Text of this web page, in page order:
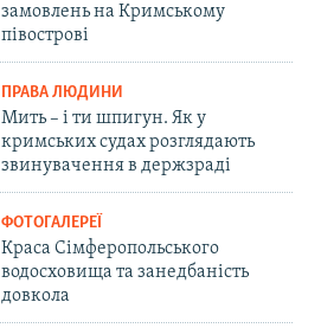
замовлень на Кримському
півострові
ПРАВА ЛЮДИНИ
Мить – і ти шпигун. Як у
кримських судах розглядають
звинувачення в держзраді
ФОТОГАЛЕРЕЇ
Краса Сімферопольського
водосховища та занедбаність
довкола